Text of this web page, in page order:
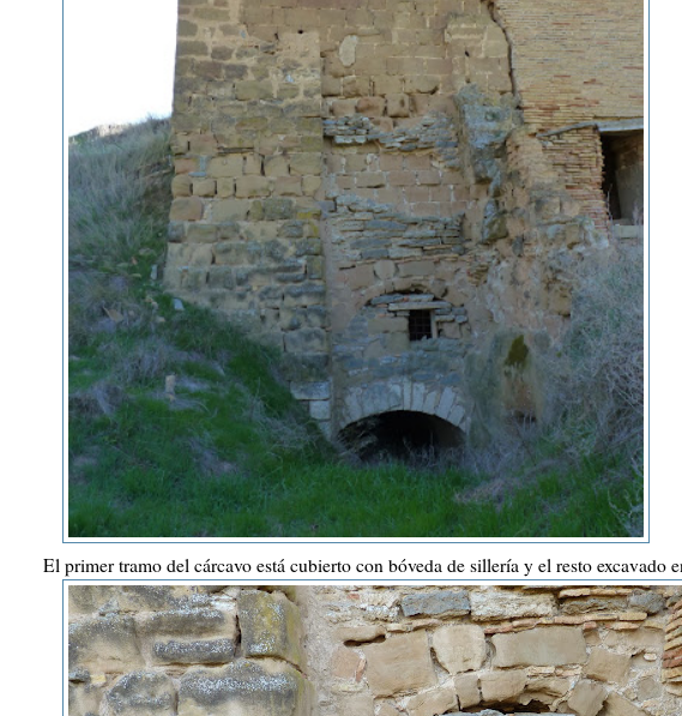
El primer tramo del cárcavo está cubierto con bóveda de sillería y el resto excavado